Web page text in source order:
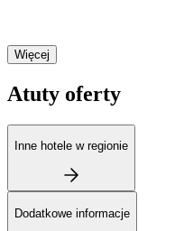
Więcej
Atuty oferty
Inne hotele w regionie
Dodatkowe informacje